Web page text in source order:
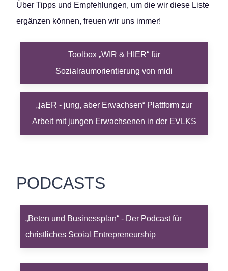
Über Tipps und Empfehlungen, um die wir diese Liste
ergänzen können, freuen wir uns immer!
Toolbox „WIR & HIER“ für
Sozialraumorientierung von midi
„jaER - jung, aber Erwachsen“ Plattform zur
Arbeit mit jungen Erwachsenen in der EVLKS
PODCASTS
„Beten und Businessplan“ - Der Podcast für
christliches Scoial Entrepreneurship